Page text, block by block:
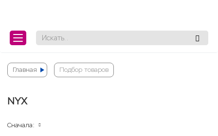
Главная Подбор товаров
NYX
Сначала: